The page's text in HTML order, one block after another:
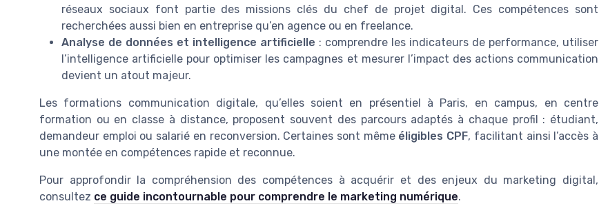
réseaux sociaux font partie des missions clés du chef de projet digital. Ces compétences sont
recherchées aussi bien en entreprise qu’en agence ou en freelance.
Analyse de données et intelligence artificielle : comprendre les indicateurs de performance, utiliser
l’intelligence artificielle pour optimiser les campagnes et mesurer l’impact des actions communication
devient un atout majeur.
Les formations communication digitale, qu’elles soient en présentiel à Paris, en campus, en centre
formation ou en classe à distance, proposent souvent des parcours adaptés à chaque profil : étudiant,
demandeur emploi ou salarié en reconversion. Certaines sont même éligibles CPF, facilitant ainsi l’accès à
une montée en compétences rapide et reconnue.
Pour approfondir la compréhension des compétences à acquérir et des enjeux du marketing digital,
consultez ce guide incontournable pour comprendre le marketing numérique.